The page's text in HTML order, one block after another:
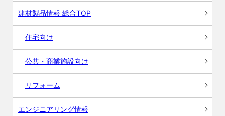
建材製品情報 総合TOP
住宅向け
公共・商業施設向け
リフォーム
エンジニアリング情報